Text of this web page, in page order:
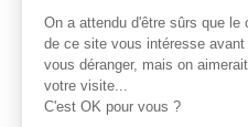
On a attendu d'être sûrs que le
de ce site vous intéresse avant
vous déranger, mais on
votre visite...
C'est OK pour vous ?